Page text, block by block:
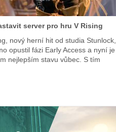
server pro hru V Rising
nový herní hit od studia Stunlock,
opustil fázi Early Access a nyní je
nejlepším stavu vůbec. S tím